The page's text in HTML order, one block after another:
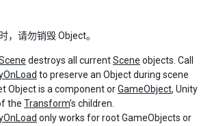
时，请勿销毁 Object。
destroys all currentScene objects. Call
to preserve an Object during scene
Object is a component orGameObject, Unity
the Transform’s children.
only works for root GameObjects or